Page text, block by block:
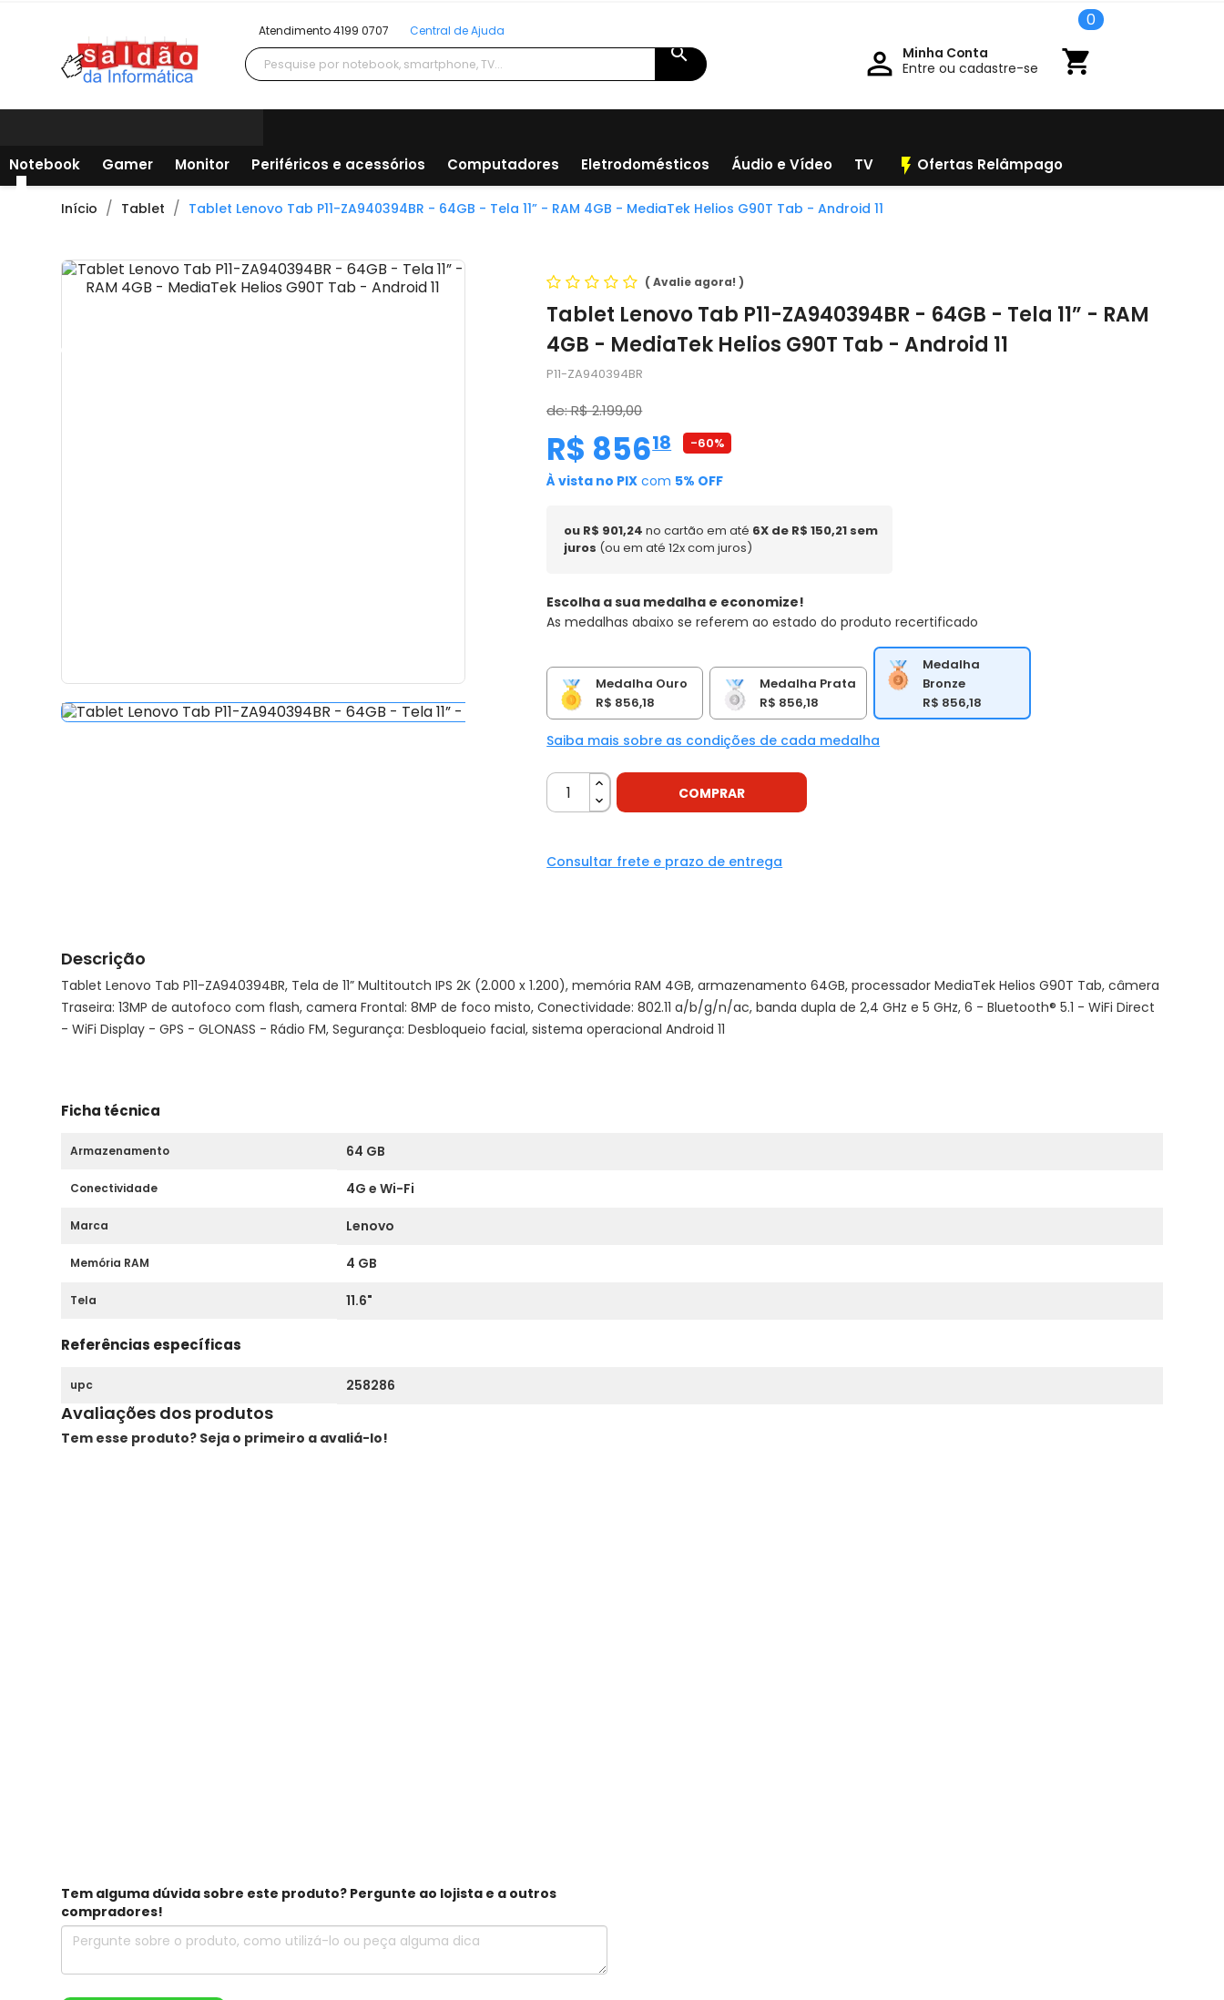
Atendimento 4199 0707 Central de Ajuda
search  Minha Conta
Entre ou cadastre-se
shopping_cart
0
Todos os departamentos
Notebook Gamer Monitor Periféricos e acessórios Computadores Eletrodomésticos Áudio e Vídeo TV flash_on Ofertas Relâmpago
Início Tablet Tablet Lenovo Tab P11-ZA940394BR - 64GB - Tela 11” - RAM 4GB - MediaTek Helios G90T Tab - Android 11
(Avalie agora!)
Tablet Lenovo Tab P11-ZA940394BR - 64GB - Tela 11” - RAM
4GB - MediaTek Helios G90T Tab - Android 11
P11-ZA940394BR
de: R$ 2.199,00
R$ 856,
18 -60%
À vista no PIX com 5% OFF
ou R$ 901,24 no cartão em até 6X de R$ 150,21 sem
juros (ou em até 12x com juros)
Escolha a sua medalha e economize!
As medalhas abaixo se referem ao estado do produto recertificado
Medalha Ouro
R$ 856,18
Medalha Prata
R$ 856,18
Medalha
Bronze
R$ 856,18
Saiba mais sobre as condições de cada medalha
COMPRAR
Consultar frete e prazo de entrega
Descrição
Tablet Lenovo Tab P11-ZA940394BR, Tela de 11” Multitoutch IPS 2K (2.000 x 1.200), memória RAM 4GB, armazenamento 64GB, processador MediaTek Helios G90T Tab, câmera
Traseira: 13MP de autofoco com flash, camera Frontal: 8MP de foco misto, Conectividade: 802.11 a/b/g/n/ac, banda dupla de 2,4 GHz e 5 GHz, 6 - Bluetooth® 5.1 - WiFi Direct
- WiFi Display - GPS - GLONASS - Rádio FM, Segurança: Desbloqueio facial, sistema operacional Android 11
Ficha técnica
Armazenamento 64 GB
Conectividade 4G e Wi-Fi
Marca Lenovo
Memória RAM 4 GB
Tela 11.6"
Referências específicas
upc 258286
Avaliações dos produtos
Tem esse produto? Seja o primeiro a avaliá-lo!
Tem alguma dúvida sobre este produto? Pergunte ao lojista e a outros
compradores!